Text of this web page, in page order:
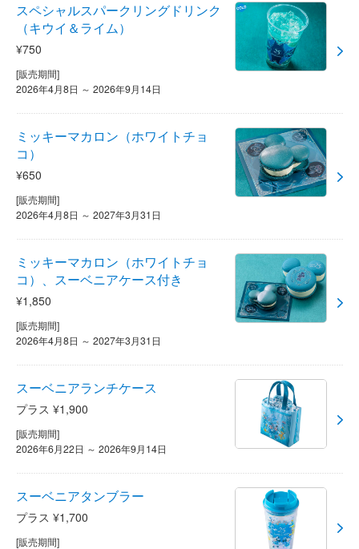
スペシャルスパークリングドリンク
（キウイ＆ライム）
¥750
[販売期間]
2026年4月8日 ～ 2026年9月14日
ミッキーマカロン（ホワイトチョ
コ）
¥650
[販売期間]
2026年4月8日 ～ 2027年3月31日
ミッキーマカロン（ホワイトチョ
コ）、スーベニアケース付き
¥1,850
[販売期間]
2026年4月8日 ～ 2027年3月31日
スーベニアランチケース
プラス ¥1,900
[販売期間]
2026年6月22日 ～ 2026年9月14日
スーベニアタンブラー
プラス ¥1,700
[販売期間]